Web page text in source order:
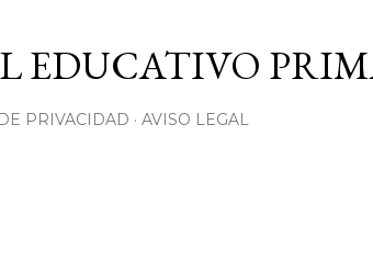
EDUCATIVO
PRIVACIDAD AVISO LEGAL